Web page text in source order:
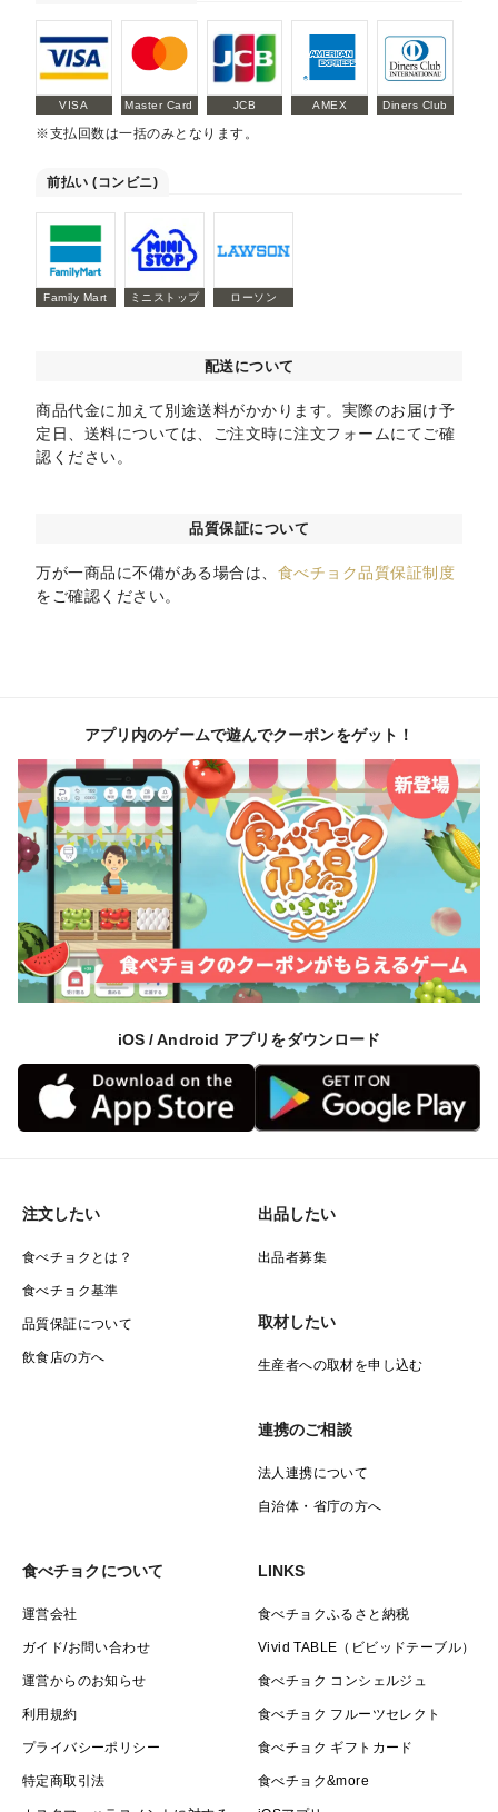
VISA Master Card JCB AMEX Diners Club
※支払回数は一括のみとなります。
前払い (コンビニ)
Family Mart ミニストップ ローソン
配送について
商品代金に加えて別途送料がかかります。実際のお届け予
定日、送料については、ご注文時に注文フォームにてご確
認ください。
品質保証について
万が一商品に不備がある場合は、 食べチョク品質保証制度
をご確認ください。
アプリ内のゲームで遊んでクーポンをゲット！
iOS / Android アプリをダウンロード
注文したい
食べチョクとは？
食べチョク基準
品質保証について
飲食店の方へ
出品したい
出品者募集
取材したい
生産者への取材を申し込む
連携のご相談
法人連携について
自治体・省庁の方へ
食べチョクについて
運営会社
ガイド/お問い合わせ
運営からのお知らせ
利用規約
プライバシーポリシー
特定商取引法
LINKS
食べチョクふるさと納税
Vivid TABLE（ビビッドテーブル）
食べチョク コンシェルジュ
食べチョク フルーツセレクト
食べチョク ギフトカード
食べチョク&more